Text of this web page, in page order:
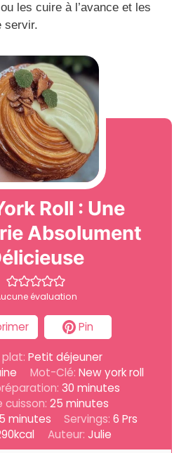
les cuire à l’avance et les
servir.
Roll : Une
Absolument
évaluation
Pin
plat:Petit déjeuner
Mot-Clé: New york roll
30 minutes
minutes
cuisson:25 minutes
minutes
minutes
minutes Servings: 6 Prs
kcal Auteur: Julie